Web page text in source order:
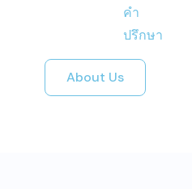
คำ
ปรึกษา
About Us